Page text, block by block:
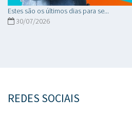
Estes são os últimos dias para se...
30/07/2026
REDES SOCIAIS